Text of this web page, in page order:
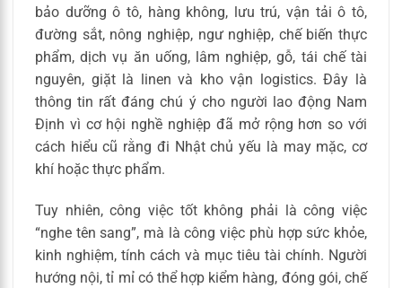
bảo dưỡng ô tô, hàng không, lưu trú, vận tải ô tô,
đường sắt, nông nghiệp, ngư nghiệp, chế biến thực
phẩm, dịch vụ ăn uống, lâm nghiệp, gỗ, tái chế tài
nguyên, giặt là linen và kho vận logistics. Đây là
thông tin rất đáng chú ý cho người lao động Nam
Định vì cơ hội nghề nghiệp đã mở rộng hơn so với
cách hiểu cũ rằng đi Nhật chủ yếu là may mặc, cơ
khí hoặc thực phẩm.
Tuy nhiên, công việc tốt không phải là công việc
“nghe tên sang”, mà là công việc phù hợp sức khỏe,
kinh nghiệm, tính cách và mục tiêu tài chính. Người
hướng nội, tỉ mỉ có thể hợp kiểm hàng, đóng gói, chế